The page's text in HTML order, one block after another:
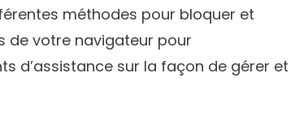
méthodes pour bloquer et
de votre navigateur pour
d’assistance sur la façon de gérer et